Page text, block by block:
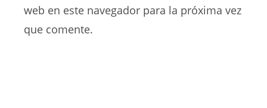
web
web en este navegador para la próxima vez
que comente.